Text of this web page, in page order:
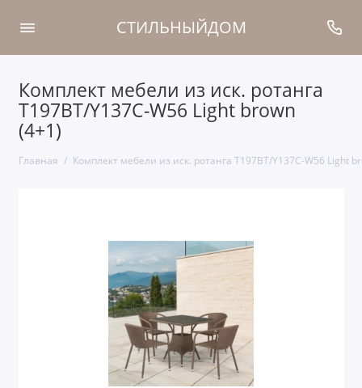
СТИЛЬНЫЙДОМ
Комплект мебели из иск. ротанга
T197BT/Y137C-W56 Light brown
(4+1)
Главная Комплект мебели из иск. ротанга T197BT/Y137C-W56 Light